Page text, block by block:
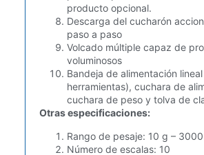
producto opcional.
Descarga del cucharón
paso a paso
Volcado múltiple capaz de
voluminosos
Bandeja de alimentación
herramientas), cuchara de
cuchara de peso y tolva de
Otras especificaciones:
Rango de pesaje: 10 g –
Número de escalas: 10